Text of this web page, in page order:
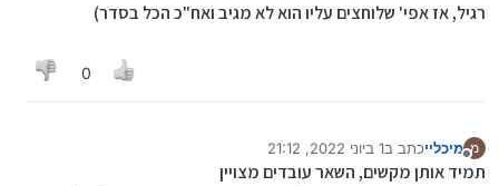
רגיל, אז אפי' שלוחצים עליו הוא לא מגיב ואח"כ הכל בסדר)
0
מ מיכלייכתב ב1 ביוני 2022, 21:12
נערך לאחרונה על ידי
תמיד אותן מקשים, השאר עובדים מצויין